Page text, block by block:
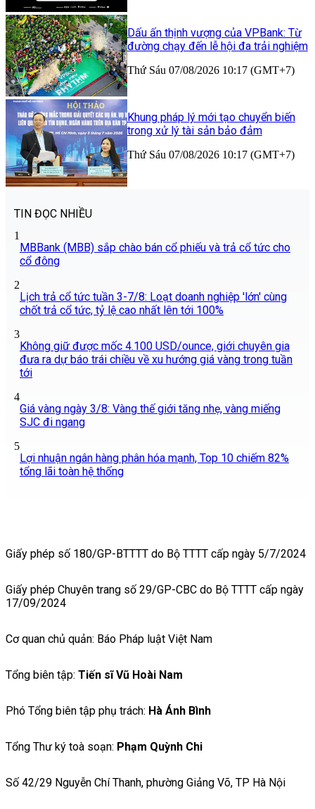
Dấu ấn thịnh vượng của VPBank: Từ
đường chạy đến lễ hội đa trải nghiệm
Thứ Sáu 07/08/2026 10:17 (GMT+7)
Khung pháp lý mới tạo chuyển biến
trong xử lý tài sản bảo đảm
Thứ Sáu 07/08/2026 10:17 (GMT+7)
TIN ĐỌC NHIỀU
1
MBBank (MBB) sắp chào bán cổ phiếu và trả cổ tức cho
cổ đông
2
Lịch trả cổ tức tuần 3-7/8: Loạt doanh nghiệp 'lớn' cùng
chốt trả cổ tức, tỷ lệ cao nhất lên tới 100%
3
Không giữ được mốc 4.100 USD/ounce, giới chuyên gia
đưa ra dự báo trái chiều về xu hướng giá vàng trong tuần
tới
4
Giá vàng ngày 3/8: Vàng thế giới tăng nhẹ, vàng miếng
SJC đi ngang
5
Lợi nhuận ngân hàng phân hóa mạnh, Top 10 chiếm 82%
tổng lãi toàn hệ thống
Giấy phép số 180/GP-BTTTT do Bộ TTTT cấp ngày 5/7/2024
Giấy phép Chuyên trang số 29/GP-CBC do Bộ TTTT cấp ngày
17/09/2024
Cơ quan chủ quản: Báo Pháp luật Việt Nam
Tổng biên tập: Tiến sĩ Vũ Hoài Nam
Phó Tổng biên tập phụ trách: Hà Ánh Bình
Tổng Thư ký toà soạn: Phạm Quỳnh Chi
Số 42/29 Nguyễn Chí Thanh, phường Giảng Võ, TP Hà Nội